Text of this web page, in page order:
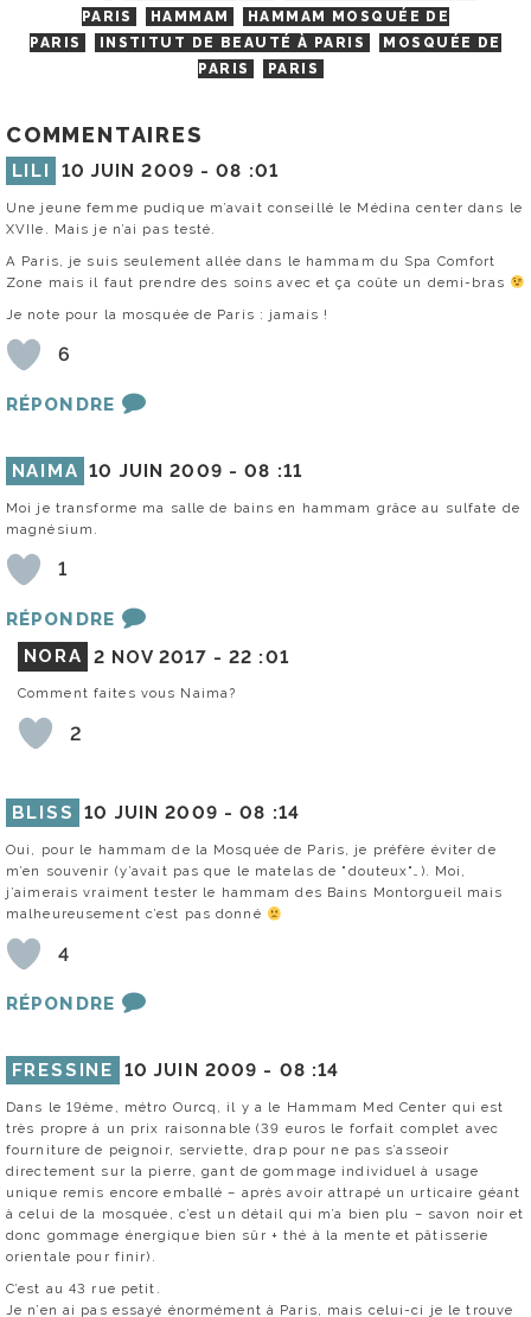
PARIS
HAMMAM
HAMMAM MOSQUÉE DE
PARIS
INSTITUT DE BEAUTÉ À PARIS
MOSQUÉE DE
PARIS
PARIS
COMMENTAIRES
LILI 10 JUIN 2009 -08 :01
Une jeune femme pudique m’avait conseillé le Médina center dans le
XVIIe. Mais je n’ai pas testé.
A Paris, je suis seulement allée dans le hammam du Spa Comfort
Zone mais il faut prendre des soins avec et ça coûte un demi-bras
Je note pour la mosquée de Paris : jamais !
6
RÉPONDRE
NAIMA 10 JUIN 2009 -08 :11
Moi je transforme ma salle de bains en hammam grâce au sulfate de
magnésium.
1
RÉPONDRE
NORA
2 NOV 2017 -22 :01
Comment faites vous Naima?
2
BLISS 10 JUIN 2009 -08 :14
Oui, pour le hammam de la Mosquée de Paris, je préfère éviter de
m’en souvenir (y’avait pas que le matelas de "douteux"…). Moi,
j’aimerais vraiment tester le hammam des Bains Montorgueil mais
malheureusement c’est pas donné
4
RÉPONDRE
FRESSINE 10 JUIN 2009 - 08 :14
Dans le 19ème, métro Ourcq, il y a le Hammam Med Center qui est
très propre à un prix raisonnable (39 euros le forfait complet avec
fourniture de peignoir, serviette, drap pour ne pas s’asseoir
directement sur la pierre, gant de gommage individuel à usage
unique remis encore emballé – après avoir attrapé un urticaire géant
à celui de la mosquée, c’est un détail qui m’a bien plu – savon noir et
donc gommage énergique bien sûr + thé à la mente et pâtisserie
orientale pour finir).
C’est au 43 rue petit.
Je n’en ai pas essayé énormément à Paris, mais celui-ci je le trouve